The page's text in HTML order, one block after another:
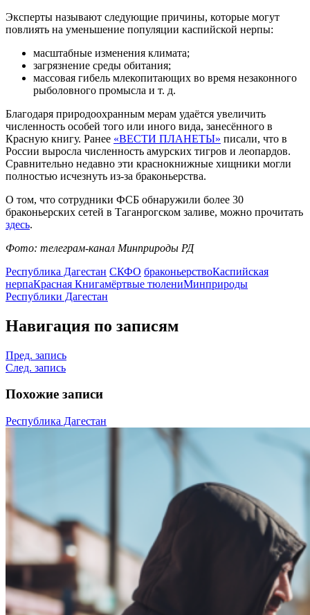
Эксперты называют следующие причины, которые могут
повлиять на уменьшение популяции каспийской нерпы:
масштабные изменения климата;
загрязнение среды обитания;
массовая гибель млекопитающих во время незаконного
рыболовного промысла и т. д.
Благодаря природоохранным мерам удаётся увеличить
численность особей того или иного вида, занесённого в
Красную книгу. Ранее «ВЕСТИ ПЛАНЕТЫ» писали, что в
России выросла численность амурских тигров и леопардов.
Сравнительно недавно эти краснокнижные хищники могли
полностью исчезнуть из-за браконьерства.
О том, что сотрудники ФСБ обнаружили более 30
браконьерских сетей в Таганрогском заливе, можно прочитать
здесь.
Фото: телеграм-канал Минприроды РД
Республика Дагестан СКФО браконьерствоКаспийская
нерпаКрасная Книгамёртвые тюлениМинприроды
Республики Дагестан
Навигация по записям
Пред. запись
След. запись
Похожие записи
Республика Дагестан